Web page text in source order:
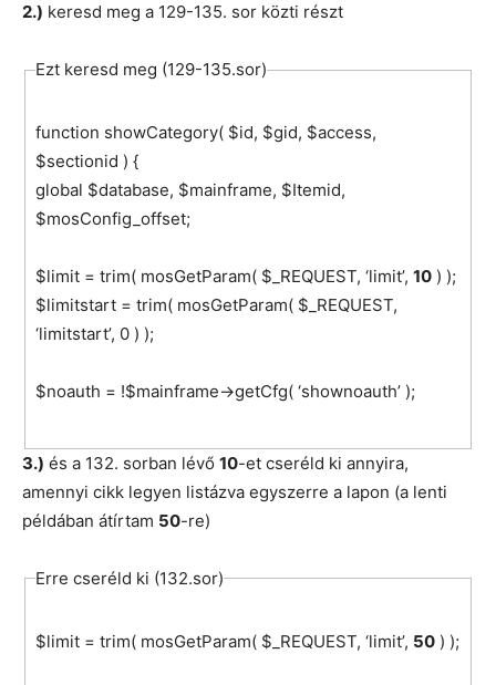
2.) keresd meg a 129-135. sor közti részt
Ezt keresd meg (129-135.sor)
function showCategory( $id, $gid, $access,
$sectionid ) {
global $database, $mainframe, $Itemid,
$mosConfig_offset;
$limit = trim( mosGetParam( $_REQUEST, ‘limit’,10 ) );
$limitstart = trim( mosGetParam( $_REQUEST,
‘limitstart’, 0 ) );
$noauth = !$mainframe->getCfg( ‘shownoauth’ );
3.) és a 132. sorban lévő 10-et cseréld ki annyira,
amennyi cikk legyen listázva egyszerre a lapon (a lenti
példában átírtam 50-re)
Erre cseréld ki (132.sor)
$limit = trim( mosGetParam( $_REQUEST, ‘limit’, 50 ) );